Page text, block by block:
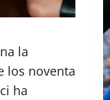
la
los noventa
ha